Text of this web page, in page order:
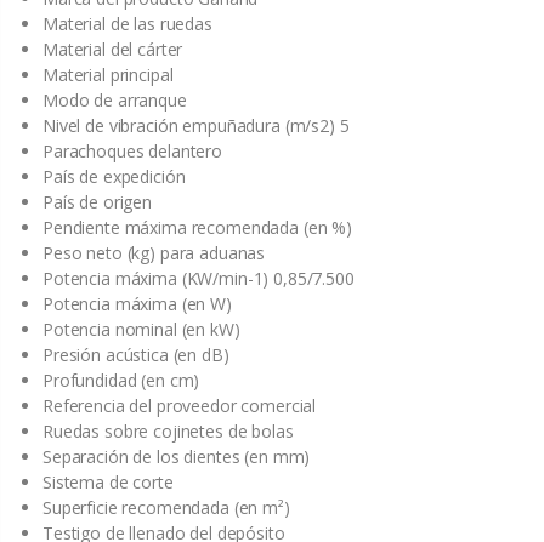
Material de las ruedas
Material del cárter
Material principal
Modo de arranque
Nivel de vibración empuñadura (m/s2) 5
Parachoques delantero
País de expedición
País de origen
Pendiente máxima recomendada (en %)
Peso neto (kg) para aduanas
Potencia máxima (KW/min-1) 0,85/7.500
Potencia máxima (en W)
Potencia nominal (en kW)
Presión acústica (en dB)
Profundidad (en cm)
Referencia del proveedor comercial
Ruedas sobre cojinetes de bolas
Separación de los dientes (en mm)
Sistema de corte
Superficie recomendada (en m²)
Testigo de llenado del depósito